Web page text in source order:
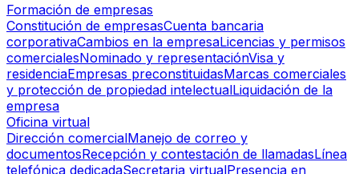
Formación de empresas
Constitución de empresasCuenta bancaria
corporativaCambios en la empresaLicencias y permisos
comercialesNominado y representaciónVisa y
residenciaEmpresas preconstituidasMarcas comerciales
y protección de propiedad intelectualLiquidación de la
empresa
Oficina virtual
Dirección comercialManejo de correo y
documentosRecepción y contestación de llamadasLínea
telefónica dedicadaSecretaria virtualPresencia en